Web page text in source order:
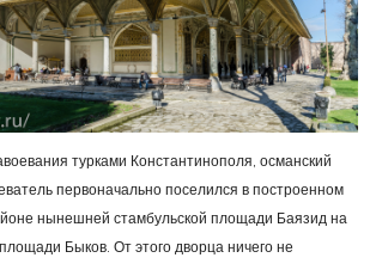
турками Константинополя, османский
первоначально поселился в построенном
нынешней стамбульской площади Баязид на
Быков. От этого дворца ничего не